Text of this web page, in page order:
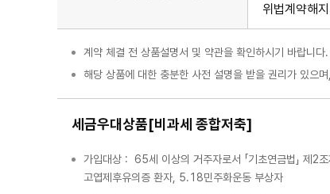
위법계약해
계약 체결 전 상품설명서 및 약관을 확인하시기 바랍니다.
해당 상품에 대한 충분한 사전 설명을 받을 권리가 있으
세금우대상품[비과세 종합저축]
가입대상 : 65세 이상의 거주자로서 「기초연금법」 제
고엽제후유의증 환자, 5.18민주화운동 부상자